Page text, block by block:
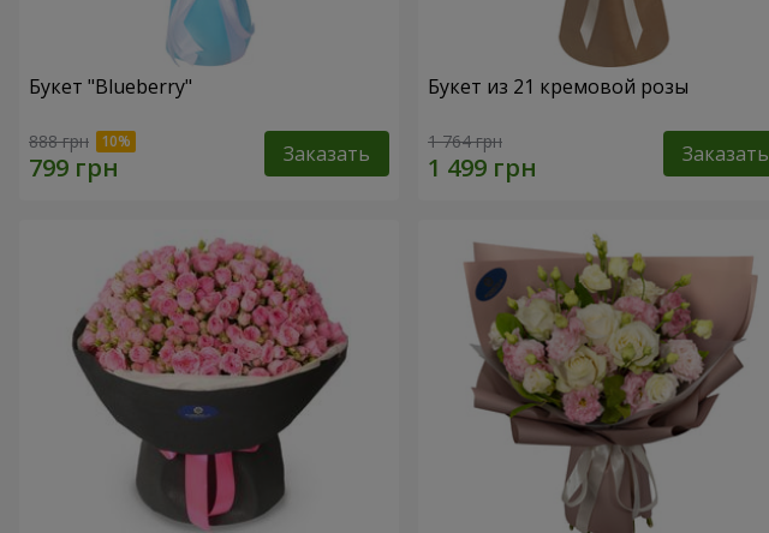
Букет "Blueberry"
888 грн Заказать
Букет из 21 кремовой розы
1 764 грн Заказать